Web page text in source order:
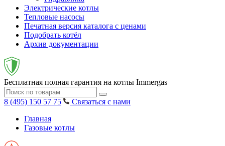
Электрические котлы
Тепловые насосы
Печатная версия каталога с ценами
Подобрать котёл
Архив документации
Бесплатная полная гарантия на котлы Immergas
8 (495) 150 57 75
Связаться с нами
Главная
Газовые котлы